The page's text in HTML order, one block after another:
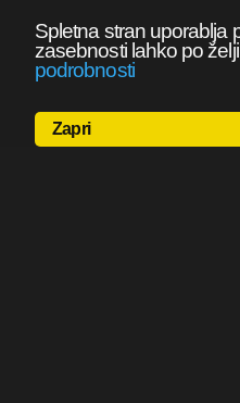
Spletna stran uporablja
zasebnosti lahko po
podrobnosti
Zapri